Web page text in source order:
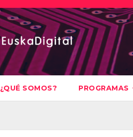
¿QUÉ SOMOS? PROGRAMAS